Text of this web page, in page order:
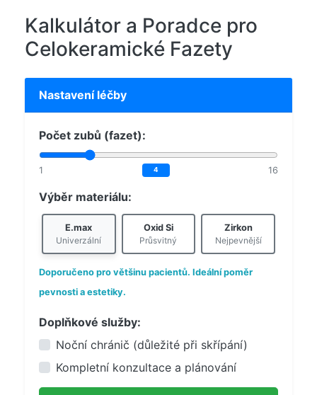
Kalkulátor a Poradce pro
Celokeramické Fazety
Nastavení léčby
Počet zubů (fazet):
1 4 16
Výběr materiálu:
E.max
Univerzální
Oxid Si
Průsvitný
Zirkon
Nejpevnější
Doporučeno pro většinu pacientů. Ideální poměr
pevnosti a estetiky.
Doplňkové služby:
Noční chránič (důležité při skřípání)
Kompletní konzultace a plánování